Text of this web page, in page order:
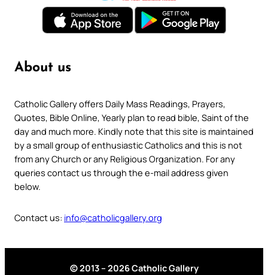
About us
Catholic Gallery offers Daily Mass Readings, Prayers,
Quotes, Bible Online, Yearly plan to read bible, Saint of the
day and much more. Kindly note that this site is maintained
by a small group of enthusiastic Catholics and this is not
from any Church or any Religious Organization. For any
queries contact us through the e-mail address given
below.
Contact us: info@catholicgallery.org
© 2013 – 2026 Catholic Gallery